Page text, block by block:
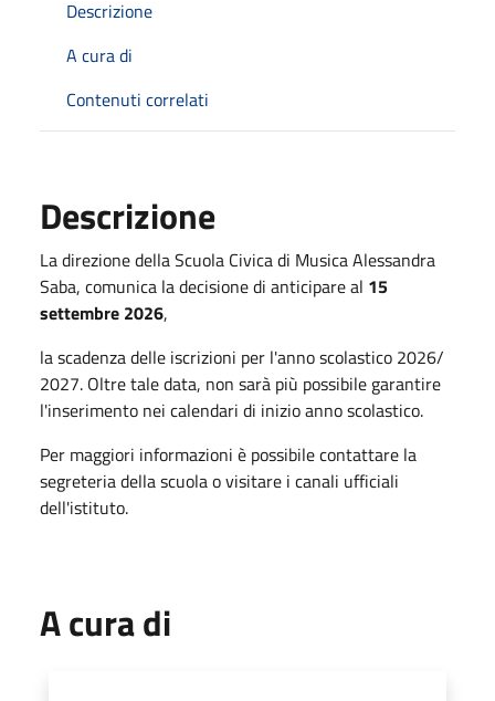
Descrizione
A cura di
Contenuti correlati
Descrizione
La direzione della Scuola Civica di Musica Alessandra
Saba, comunica la decisione di anticipare al 15
settembre 2026,
la scadenza delle iscrizioni per l'anno scolastico 2026/
2027. Oltre tale data, non sarà più possibile garantire
l'inserimento nei calendari di inizio anno scolastico.
Per maggiori informazioni è possibile contattare la
segreteria della scuola o visitare i canali ufficiali
dell'istituto.
A cura di